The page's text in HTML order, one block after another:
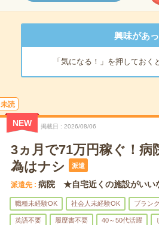
興味があ
「気になる！」を押しておく
未読
NEW 掲載日 2026/08/06
3ヵ月で71万円稼ぐ！
為はナシ
派遣
派遣先 病院 ★自宅近くの施設がいい
職種未経験OK 社会人未経験OK ブラン
英語不要 履歴書不要 40～50代活躍